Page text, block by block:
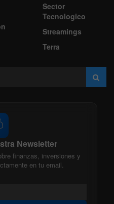
Sector
Tecnologico
Streamings
Terra
Newsletter
finanzas, inversiones y
en tu email.